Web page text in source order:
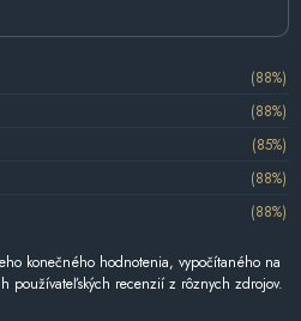
(88%)
(88%)
(85%)
(88%)
(88%)
konečného hodnotenia, vypočítaného na
používateľských recenzií z rôznych zdrojov.